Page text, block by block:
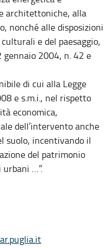
architettoniche, alla
nonché alle disposizioni
e del paesaggio,
2004, n. 42 e
di cui alla Legge
e s.m.i., nel rispetto
economica,
dell’intervento anche
suolo, incentivando il
del patrimonio
…”.